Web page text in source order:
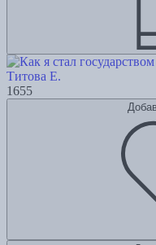
Титова Е.
1655